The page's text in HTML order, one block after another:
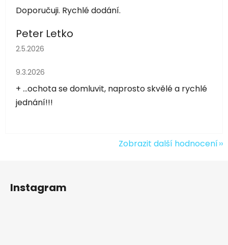
Doporučuji. Rychlé dodání.
Peter Letko
Hodnocení obchodu je 5 z 5 hvězdiček.
2.5.2026
Hodnocení obchodu je 5 z 5 hvězdiček.
9.3.2026
+ ...ochota se domluvit, naprosto skvělé a rychlé
jednání!!!
Zobrazit další hodnocení
Instagram